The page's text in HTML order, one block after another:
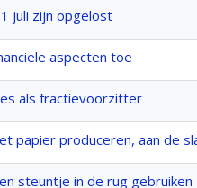
juli zijn opgelost
aspecten toe
als fractievoorzitter
papier produceren, aan de
steuntje in de rug gebruiken